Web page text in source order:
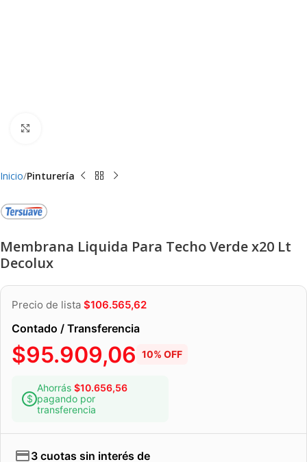
Inicio Pinturería
Membrana Liquida Para Techo Verde x20 Lt
Decolux
Precio de lista $106.565,62
Contado / Transferencia
$95.909,06 10% OFF
Ahorrás $10.656,56
pagando por
transferencia
3 cuotas sin interés de